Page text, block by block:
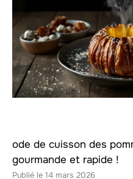
ode de cuisson des
gourmande et rapide !
14 mars 2026